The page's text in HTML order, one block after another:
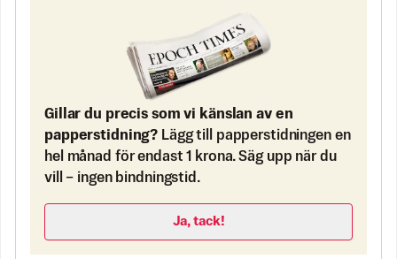
Gillar du precis som vi känslan av en
papperstidning? Lägg till papperstidningen en
hel månad för endast 1 krona. Säg upp när du
vill – ingen bindningstid.
Ja, tack!